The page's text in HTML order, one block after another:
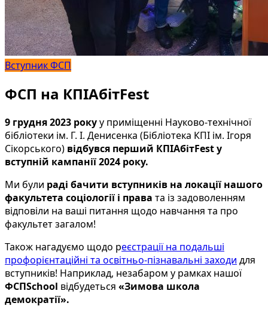
Вступник ФСП
ФСП на КПІАбітFest
9 грудня 2023 рокуу приміщенні Науково-технічної
бібліотеки ім. Г. І. Денисенка (Бібліотека КПІ ім. Ігоря
Сікорського) відбувся перший КПІАбітFest у
вступній кампанії 2024 року.
Ми були раді бачити вступників на локації нашого
факультета соціології і права та із задоволенням
відповіли на ваші питання щодо навчання та про
факультет загалом!
Також нагадуємо щодо реєстрації на подальші
профорієнтаційні та освітньо-пізнавальні заходи для
вступників! Наприклад, незабаром у рамках нашої
ФСПSchool відбудеться «Зимова школа
демократії».